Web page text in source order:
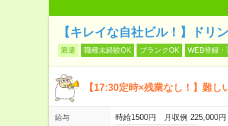
【キレイな自社ビル！】ドリ
派遣 職種未経験OK ブランクOK WEB登録・
【17:30定時×残業なし！】難
給与 時給1500円 月収例 225,000円